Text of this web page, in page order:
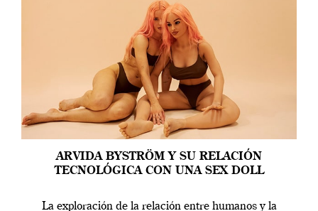
ARVIDA BYSTRÖM Y SU RELACIÓN
TECNOLÓGICA CON UNA SEX DOLL
La exploración de la relación entre humanos y la